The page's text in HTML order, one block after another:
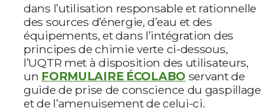
dans l’utilisation responsable et rationnelle
des sources d’énergie, d’eau et des
équipements, et dans l’intégration des
principes de chimie verte ci-dessous,
l’UQTR met à disposition des utilisateurs,
un FORMULAIRE ÉCOLABO servant de
guide de prise de conscience du gaspillage
et de l’amenuisement de celui-ci.